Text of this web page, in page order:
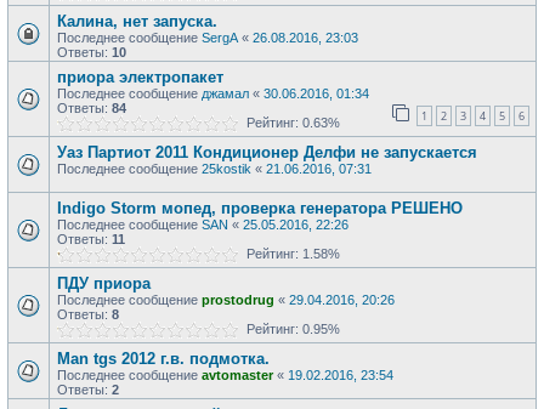
Калина, нет запуска.
Последнее сообщение SergA « 26.08.2016, 23:03
Ответы: 10
приора электропакет
Последнее сообщение джамал « 30.06.2016, 01:34
Ответы: 84 1 2 3 4 5 6
Рейтинг: 0.63%
Уаз Партиот 2011 Кондиционер Делфи не запускается
Последнее сообщение 25kostik « 21.06.2016, 07:31
Indigo Storm мопед, проверка генератора РЕШЕНО
Последнее сообщение SAN « 25.05.2016, 22:26
Ответы: 11
Рейтинг: 1.58%
ПДУ приора
Последнее сообщение prostodrug « 29.04.2016, 20:26
Ответы: 8
Рейтинг: 0.95%
Man tgs 2012 г.в. подмотка.
Последнее сообщение avtomaster« 19.02.2016, 23:54
Ответы: 2